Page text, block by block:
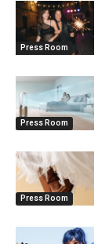
Press Room
Press Room
Press Room